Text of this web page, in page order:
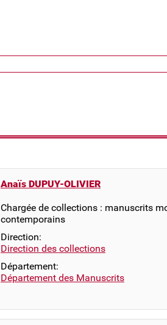
Anaïs DUPUY-OLIVIER
Chargée de collections : manuscrits
contemporains
Direction:
Direction des collections
Département:
Département des Manuscrits